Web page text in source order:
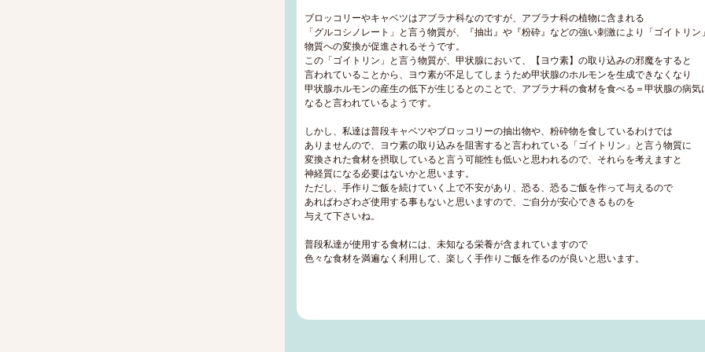
ブロッコリーやキャベツはアブラナ科なのですが、アブラナ科の植物に含まれる
「グルコシノレート」と言う物質が、『抽出』や『粉砕』などの強い刺激により「ゴイトリン
物質への変換が促進されるそうです。
この「ゴイトリン」と言う物質が、甲状腺において、【ヨウ素】の取り込みの邪魔をすると
言われていることから、ヨウ素が不足してしまうため甲状腺のホルモンを生成できなくなり
甲状腺ホルモンの産生の低下が生じるとのことで、アブラナ科の食材を食べる＝甲状腺の病気
なると言われているようです。
しかし、私達は普段キャベツやブロッコリーの抽出物や、粉砕物を食しているわけでは
ありませんので、ヨウ素の取り込みを阻害すると言われている「ゴイトリン」と言う物質に
変換された食材を摂取していると言う可能性も低いと思われるので、それらを考えますと
神経質になる必要はないかと思います。
ただし、手作りご飯を続けていく上で不安があり、恐る、恐るご飯を作って与えるので
あればわざわざ使用する事もないと思いますので、ご自分が安心できるものを
与えて下さいね。
普段私達が使用する食材には、未知なる栄養が含まれていますので
色々な食材を満遍なく利用して、楽しく手作りご飯を作るのが良いと思います。